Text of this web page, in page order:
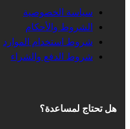
سياسة الخصوصية
الشروط والأحكام
شروط استخدام الموارد
شروط الدفع والشراء
هل تحتاج لمساعدة؟